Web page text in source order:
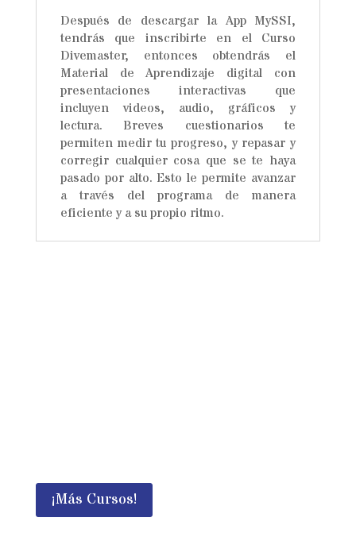
Después de descargar la App MySSI,
tendrás que inscribirte en el Curso
Divemaster, entonces obtendrás el
Material de Aprendizaje digital con
presentaciones interactivas que
incluyen videos, audio, gráficos y
lectura. Breves cuestionarios te
permiten medir tu progreso, y repasar y
corregir cualquier cosa que se te haya
pasado por alto. Esto le permite avanzar
a través del programa de manera
eficiente y a su propio ritmo.
¡Más Cursos!